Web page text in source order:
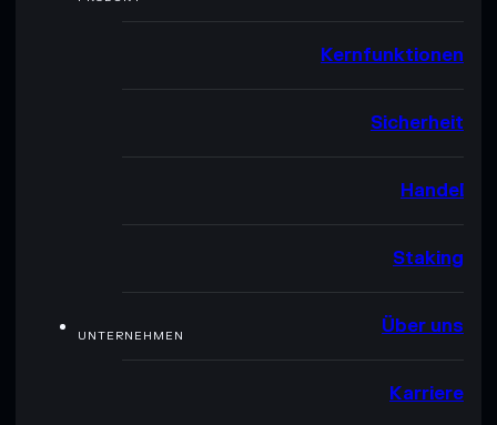
Kernfunktionen
Sicherheit
Handel
Staking
UNTERNEHMEN Über uns
Karriere